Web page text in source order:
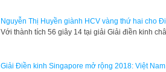
Nguyễn Thị Huyền giành HCV vàng thứ hai cho
Với thành tích 56 giây 14 tại giải Giải điền kinh
Giải Điền kinh Singapore mở rộng 2018: Việt